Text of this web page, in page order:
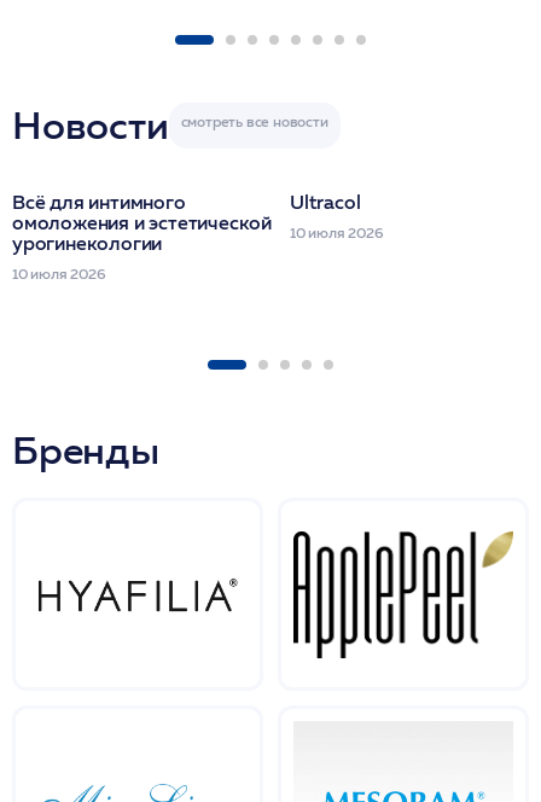
Новости
Всё для интимного
омоложения и эстетической
урогинекологии
10 июля 2026
Ultracol
10 июля 2026
Бренды